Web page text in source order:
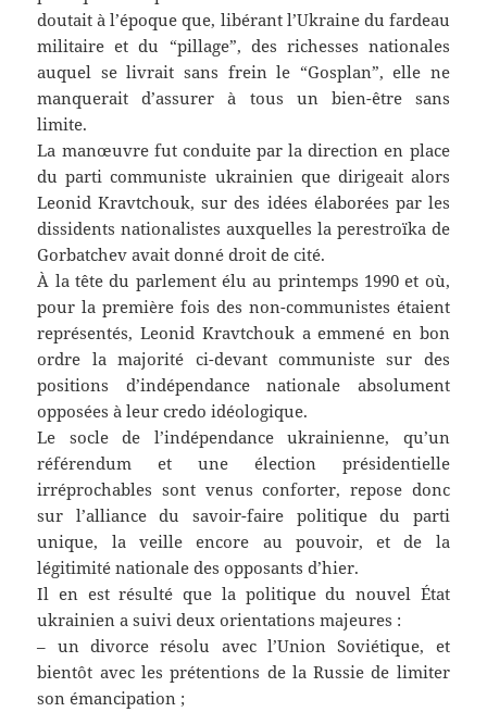
doutait à l’époque que, libérant l’Ukraine du fardeau
militaire et du “pillage”, des richesses nationales
auquel se livrait sans frein le “Gosplan”, elle ne
manquerait d’assurer à tous un bien-être sans
limite.
La manœuvre fut conduite par la direction en place
du parti communiste ukrainien que dirigeait alors
Leonid Kravtchouk, sur des idées élaborées par les
dissidents nationalistes auxquelles la perestroïka de
Gorbatchev avait donné droit de cité.
À la tête du parlement élu au printemps 1990 et où,
pour la première fois des non-communistes étaient
représentés, Leonid Kravtchouk a emmené en bon
ordre la majorité ci-devant communiste sur des
positions d’indépendance nationale absolument
opposées à leur credo idéologique.
Le socle de l’indépendance ukrainienne, qu’un
référendum et une élection présidentielle
irréprochables sont venus conforter, repose donc
sur l’alliance du savoir-faire politique du parti
unique, la veille encore au pouvoir, et de la
légitimité nationale des opposants d’hier.
Il en est résulté que la politique du nouvel État
ukrainien a suivi deux orientations majeures :
– un divorce résolu avec l’Union Soviétique, et
bientôt avec les prétentions de la Russie de limiter
son émancipation ;